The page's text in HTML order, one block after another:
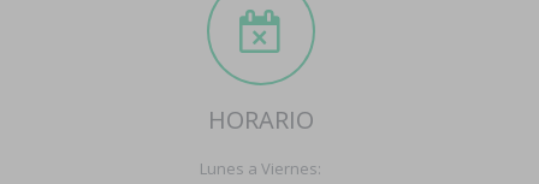
HORARIO
Lunes a Viernes: